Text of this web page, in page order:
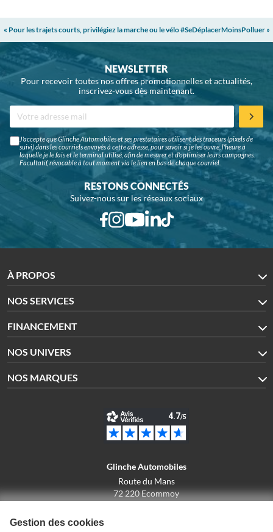
« Pour les trajets courts, privilégiez la marche ou le vélo #SeDéplacerMoinsPolluer »
NEWSLETTER
Pour recevoir toutes nos offres promotionnelles et actualités,
inscrivez-vous dès maintenant.
J'accepte que Glinche Automobiles et ses prestataires utilisent des traceurs (pixels de
suivi) dans les courriels envoyés à cette adresse, pour savoir si je les ouvre, l'heure à
laquelle je le fais et le terminal utilisé, afin de mesurer et d'optimiser leurs campagnes.
Facultatif, révocable à tout moment via le lien en bas de chaque courriel.
RESTONS CONNECTÉS
Suivez-nous sur les réseaux sociaux
À PROPOS
NOS SERVICES
FINANCEMENT
NOS UNIVERS
NOS MARQUES
Glinche Automobiles
Route du Mans
72 220 Ecommoy
Gestion des cookies